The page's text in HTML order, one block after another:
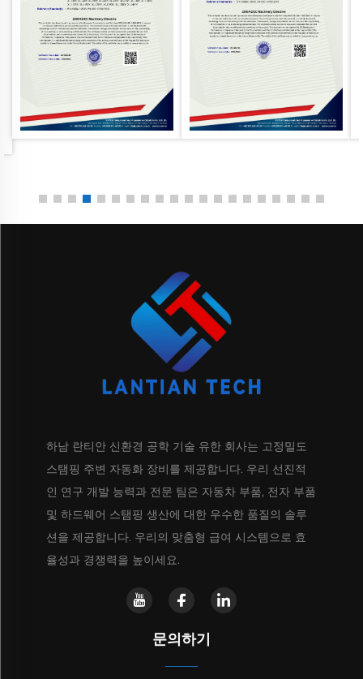
하남 란티안 신환경 공학 기술 유한 회사는 고정밀도
스탬핑 주변 자동화 장비를 제공합니다. 우리 선진적
인 연구 개발 능력과 전문 팀은 자동차 부품, 전자 부품
및 하드웨어 스탬핑 생산에 대한 우수한 품질의 솔루
션을 제공합니다. 우리의 맞춤형 급여 시스템으로 효
율성과 경쟁력을 높이세요.
문의하기